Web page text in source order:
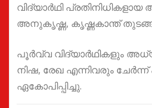
വിദ്യാർഥി
അനുകൃഷ്ണ, കൃഷ്ണകാന്ത്
പൂർവ്വ വിദ്യാർഥികളും
നിഷ, രേഖ എന്നിവരും ചേർന്ന്
ഏകോപിപ്പിച്ചു.